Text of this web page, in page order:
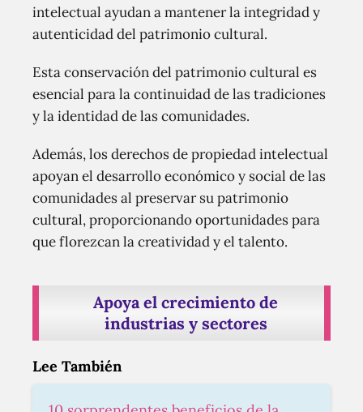
intelectual ayudan a mantener la integridad y
autenticidad del patrimonio cultural.
Esta conservación del patrimonio cultural es
esencial para la continuidad de las tradiciones
y la identidad de las comunidades.
Además, los derechos de propiedad intelectual
apoyan el desarrollo económico y social de las
comunidades al preservar su patrimonio
cultural, proporcionando oportunidades para
que florezcan la creatividad y el talento.
Apoya el crecimiento de
industrias y sectores
Lee También